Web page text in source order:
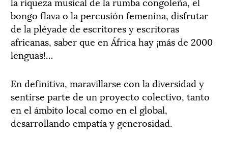
bongo flava o la percusión femenina, disfrutar
de la pléyade de escritores y escritoras
africanas, saber que en África hay ¡más de 2000
lenguas!…
En definitiva, maravillarse con la diversidad y
sentirse parte de un proyecto colectivo, tanto
en el ámbito local como en el global,
desarrollando empatía y generosidad.